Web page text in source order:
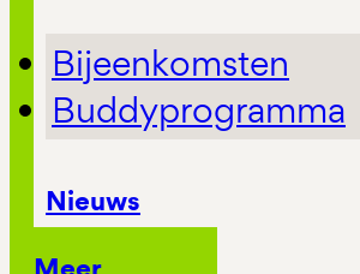
Bijeenkomsten
Buddyprogramma
Nieuws